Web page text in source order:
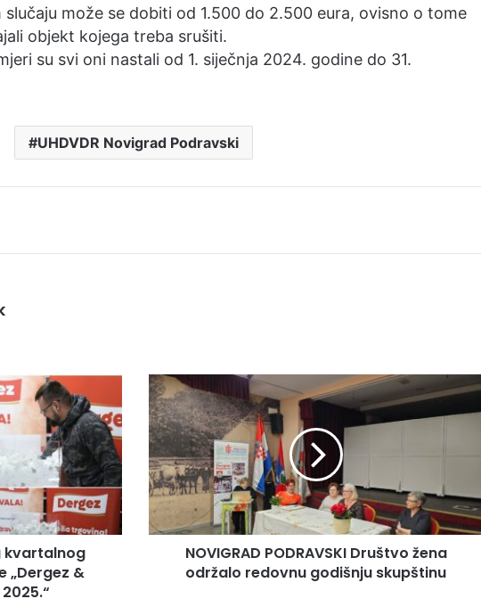
može se dobiti od 1.500 do 2.500 eura, ovisno o tome
objekt kojega treba srušiti.
su svi oni nastali od 1. siječnja 2024. godine do 31.
UHDVDR Novigrad Podravski
kvartalnog
„Dergez &
NOVIGRAD PODRAVSKI Društvo žena
održalo redovnu godišnju skupštinu